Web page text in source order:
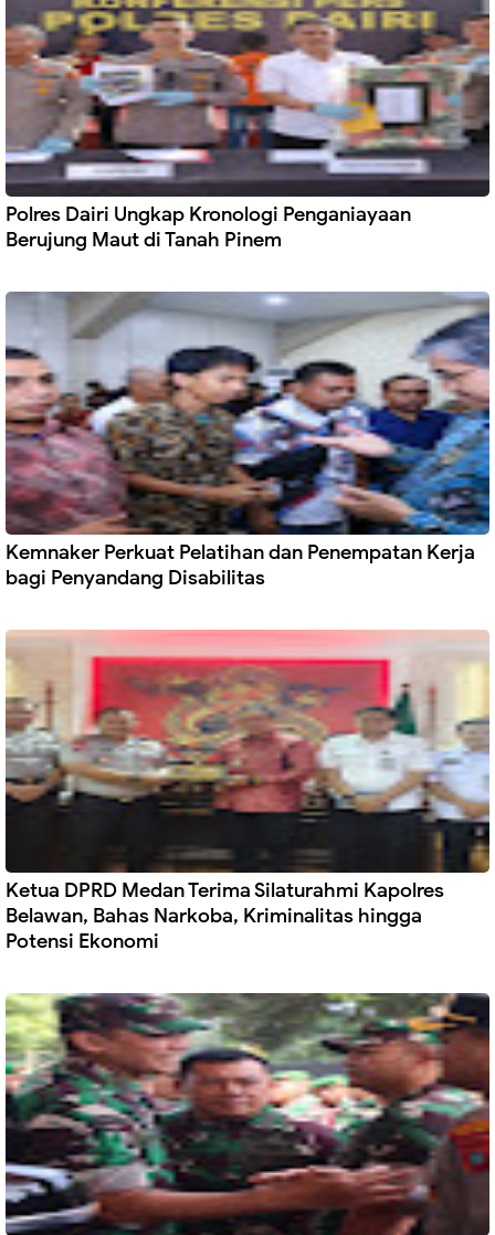
Polres Dairi Ungkap Kronologi Penganiayaan
Berujung Maut di Tanah Pinem
Kemnaker Perkuat Pelatihan dan Penempatan Kerja
bagi Penyandang Disabilitas
Ketua DPRD Medan Terima Silaturahmi Kapolres
Belawan, Bahas Narkoba, Kriminalitas hingga
Potensi Ekonomi